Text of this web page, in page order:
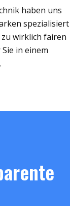
haben uns
spezialisiert
wirklich fairen
in einem